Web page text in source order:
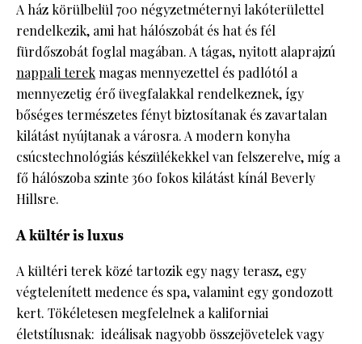
A ház körülbelül 700 négyzetméternyi lakóterülettel
rendelkezik, ami hat hálószobát és hat és fél
fürdőszobát foglal magában. A tágas, nyitott alaprajzú
nappali terekmagas mennyezettel és padlótól a
mennyezetig érő üvegfalakkal rendelkeznek, így
bőséges természetes fényt biztosítanak és zavartalan
kilátást nyújtanak a városra. A modern konyha
csúcstechnológiás készülékekkel van felszerelve, míg a
fő hálószoba szinte 360 fokos kilátást kínál Beverly
Hillsre.
A kültér is luxus
A kültéri terek közé tartozik egy nagy terasz, egy
végtelenített medence és spa, valamint egy gondozott
kert. Tökéletesen megfelelnek a kaliforniai
életstílusnak: ideálisak nagyobb összejövetelek vagy